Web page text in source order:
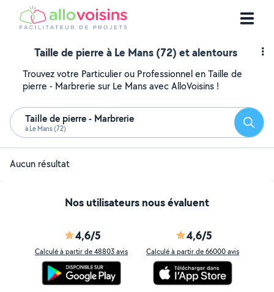
Taille de pierre à Le Mans (72) et alentours
Trouvez votre Particulier ou Professionnel en Taille de
pierre - Marbrerie sur Le Mans avec AlloVoisins !
Taille de pierre - Marbrerie
à Le Mans (72)
Aucun résultat
Nos utilisateurs nous évaluent
4,6/5
Calculé à partir de 48803 avis
4,6/5
Calculé à partir de 66000 avis